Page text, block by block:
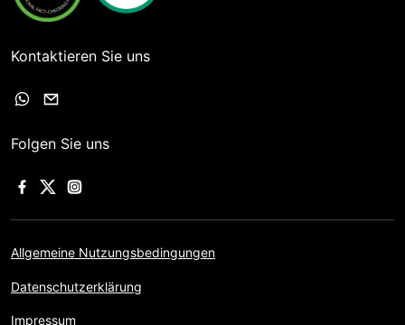
Kontaktieren Sie uns
Folgen Sie uns
Allgemeine Nutzungsbedingungen
Datenschutzerklärung
Impressum